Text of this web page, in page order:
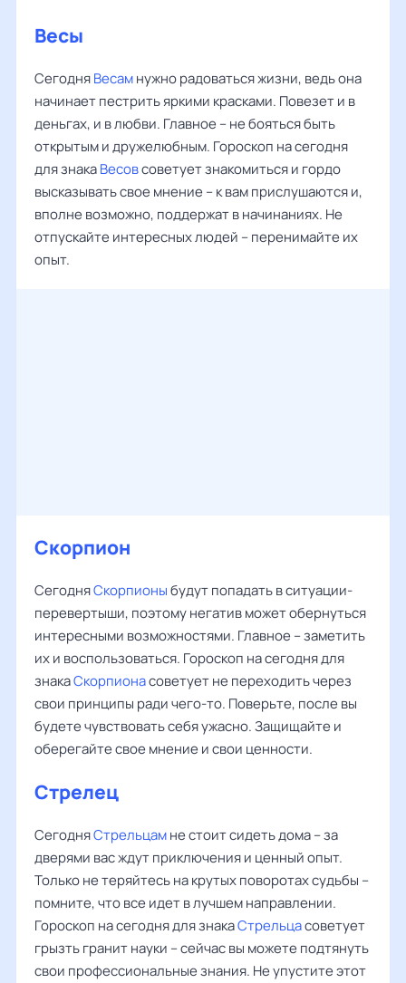
Весы
СегодняВесамнужно радоваться жизни, ведь она
начинает пестрить яркими красками. Повезет и в
деньгах, и в любви. Главное – не бояться быть
открытым и дружелюбным. Гороскоп на сегодня
для знакаВесовсоветует знакомиться и гордо
высказывать свое мнение – к вам прислушаются и,
вполне возможно, поддержат в начинаниях. Не
отпускайте интересных людей – перенимайте их
опыт.
Скорпион
СегодняСкорпионыбудут попадать в ситуации-
перевертыши, поэтому негатив может обернуться
интересными возможностями. Главное – заметить
их и воспользоваться. Гороскоп на сегодня для
знакаСкорпионасоветует не переходить через
свои принципы ради чего-то. Поверьте, после вы
будете чувствовать себя ужасно. Защищайте и
оберегайте свое мнение и свои ценности.
Стрелец
СегодняСтрельцамне стоит сидеть дома – за
дверями вас ждут приключения и ценный опыт.
Только не теряйтесь на крутых поворотах судьбы –
помните, что все идет в лучшем направлении.
Гороскоп на сегодня для знакаСтрельцасоветует
грызть гранит науки – сейчас вы можете подтянуть
свои профессиональные знания. Не упустите этот